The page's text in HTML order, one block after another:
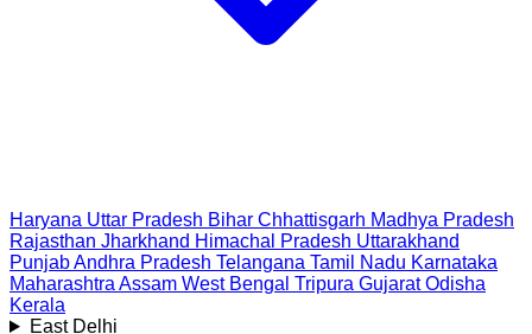
Haryana Uttar Pradesh Bihar Chhattisgarh Madhya Pradesh
Rajasthan Jharkhand Himachal Pradesh Uttarakhand
PunjabAndhra Pradesh Telangana Tamil Nadu Karnataka
Maharashtra Assam West Bengal Tripura Gujarat Odisha
Kerala
East Delhi